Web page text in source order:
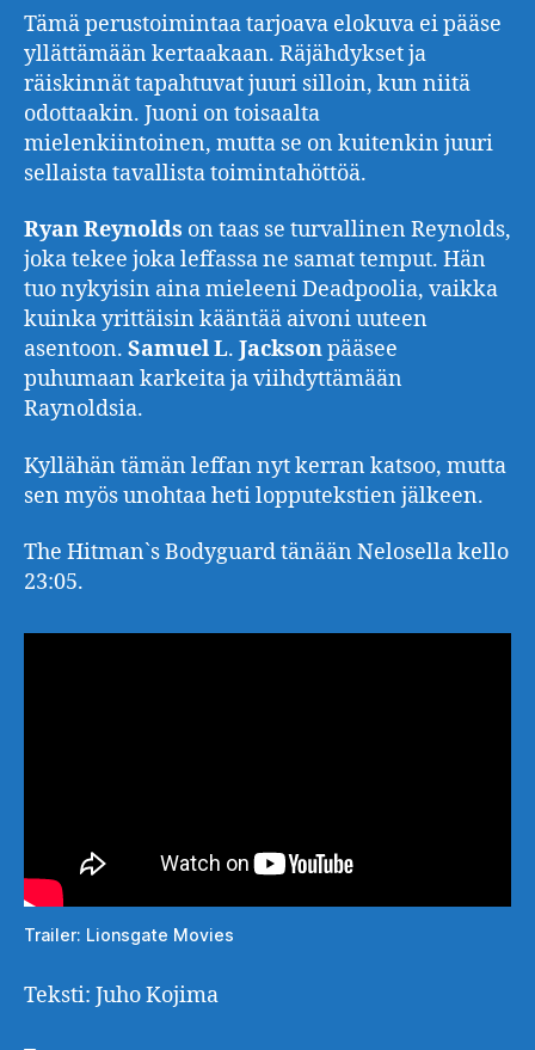
Tämä perustoimintaa tarjoava elokuva ei pääse
yllättämään kertaakaan. Räjähdykset ja
räiskinnät tapahtuvat juuri silloin, kun niitä
odottaakin. Juoni on toisaalta
mielenkiintoinen, mutta se on kuitenkin juuri
sellaista tavallista toimintahöttöä.
RyanReynolds on taas se turvallinen Reynolds,
joka tekee joka leffassa ne samat temput. Hän
tuo nykyisin aina mieleeni Deadpoolia, vaikka
kuinka yrittäisin kääntää aivoni uuteen
asentoon. SamuelL. Jacksonpääsee
puhumaan karkeita ja viihdyttämään
Raynoldsia.
Kyllähän tämän leffan nyt kerran katsoo, mutta
sen myös unohtaa heti lopputekstien jälkeen.
The Hitman`s Bodyguard tänään Nelosella kello
23:05.
Trailer: Lionsgate Movies
Teksti: Juho Kojima